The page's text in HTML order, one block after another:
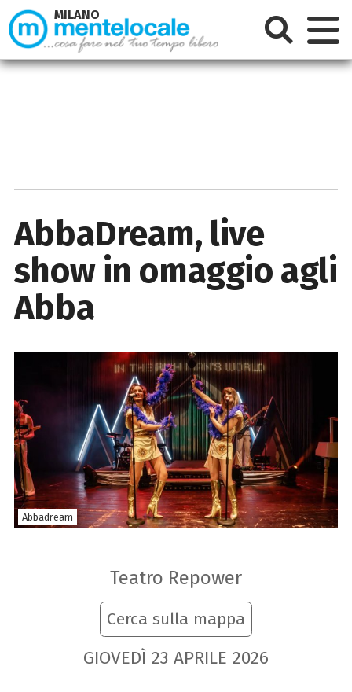
AbbaDream, live
show in omaggio agli
Abba
Abbadream
Teatro Repower
Cerca sulla mappa
GIOVEDÌ 23 APRILE 2026
MILANO